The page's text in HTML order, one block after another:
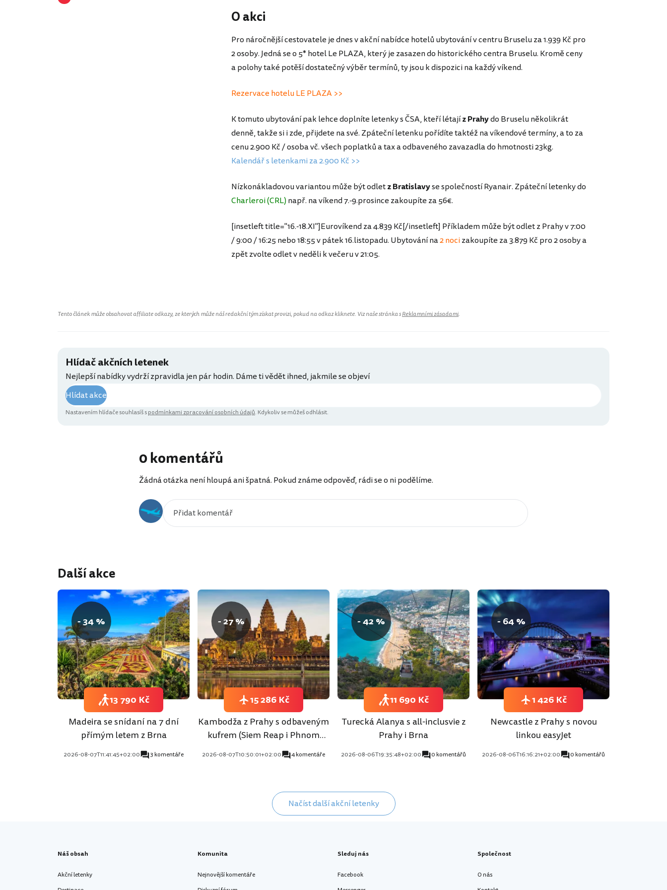
O akci
Pro náročnější cestovatele je dnes v akční nabídce hotelů ubytování v centru Bruselu za 1.939 Kč pro
2 osoby. Jedná se o 5* hotel Le PLAZA, který je zasazen do historického centra Bruselu. Kromě ceny
a polohy také potěší dostatečný výběr termínů, ty jsou k dispozici na každý víkend.
Rezervace hotelu LE PLAZA >>
K tomuto ubytování pak lehce doplníte letenky s ČSA, kteří létajíz Prahydo Bruselu několikrát
denně, takže si i zde, přijdete na své. Zpáteční letenku pořídíte taktéž na víkendové termíny, a to za
cenu 2.900 Kč / osoba vč. všech poplatků a tax a odbaveného zavazadla do hmotnosti 23kg.
Kalendář s letenkami za 2.900 Kč >>
Nízkonákladovou variantou může být odletz Bratislavyse společností Ryanair. Zpáteční letenky do
Charleroi (CRL)např. na víkend 7.-9.prosince zakoupíte za 56€.
[insetleft title="16.-18.XI"]Eurovíkend za 4.839 Kč[/insetleft] Příkladem může být odlet z Prahy v 7:00
/ 9:00 / 16:25 nebo 18:55 v pátek 16.listopadu. Ubytování na2 nocizakoupíte za 3.879 Kč pro 2 osoby a
zpět zvolte odlet v neděli k večeru v 21:05.
Tento článek může obsahovat affiliate odkazy, ze kterých může náš redakční tým získat provizi, pokud na odkaz kliknete. Viz naše stránka sReklamními zásadami.
Hlídač akčních letenek
Nejlepší nabídky vydrží zpravidla jen pár hodin. Dáme ti vědět ihned, jakmile se objeví
Hlídat akce
Nastavením hlídače souhlasíš spodmínkami zpracování osobních údajů. Kdykoliv se můžeš odhlásit.
0 komentářů
Žádná otázka není hloupá ani špatná. Pokud známe odpověď, rádi se o ni podělíme.
Další akce
- 34 %
Madeira se snídaní na 7 dní
přímým letem z Brna
2026-08-07T11:41:45+02:00 3 komentáře
13 790 Kč
- 27 %
Kambodža z Prahy s odbaveným
kufrem (Siem Reap i Phnom
2026-08-07T10:50:01+02:00 4 komentáře
15 286 Kč
- 42 %
Turecká Alanya s all-inclusvie z
Prahy i Brna
2026-08-06T19:35:48+02:00 0 komentářů
11 690 Kč
- 64 %
Newcastle z Prahy s novou
linkou easyJet
2026-08-06T16:16:21+02:00 0 komentářů
1 426 Kč
Načíst další akční letenky
Náš obsah
Akční letenky
Komunita
Nejnovější komentáře
Sleduj nás
Facebook
Společnost
O nás